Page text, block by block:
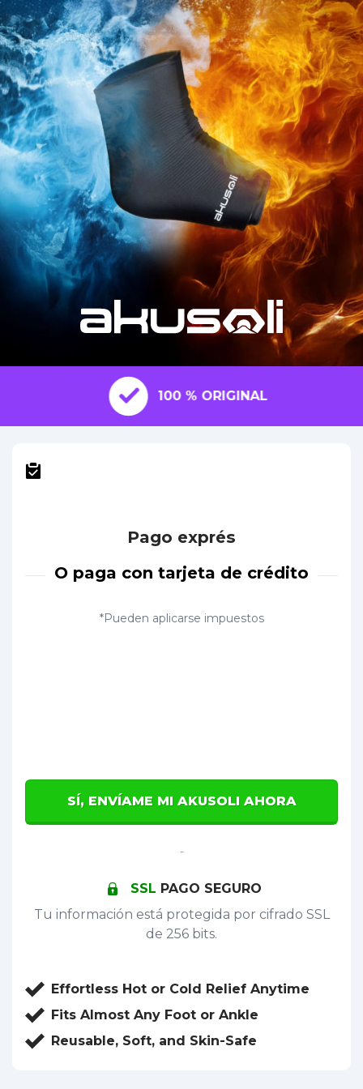
100 % ORIGINAL
Pago exprés
O paga con tarjeta de crédito
*Pueden aplicarse impuestos
SÍ, ENVÍAME MI AKUSOLI AHORA
-
SSL PAGO SEGURO
Tu información está protegida por cifrado SSL
de 256 bits.
Effortless Hot or Cold Relief Anytime
Fits Almost Any Foot or Ankle
Reusable, Soft, and Skin-Safe